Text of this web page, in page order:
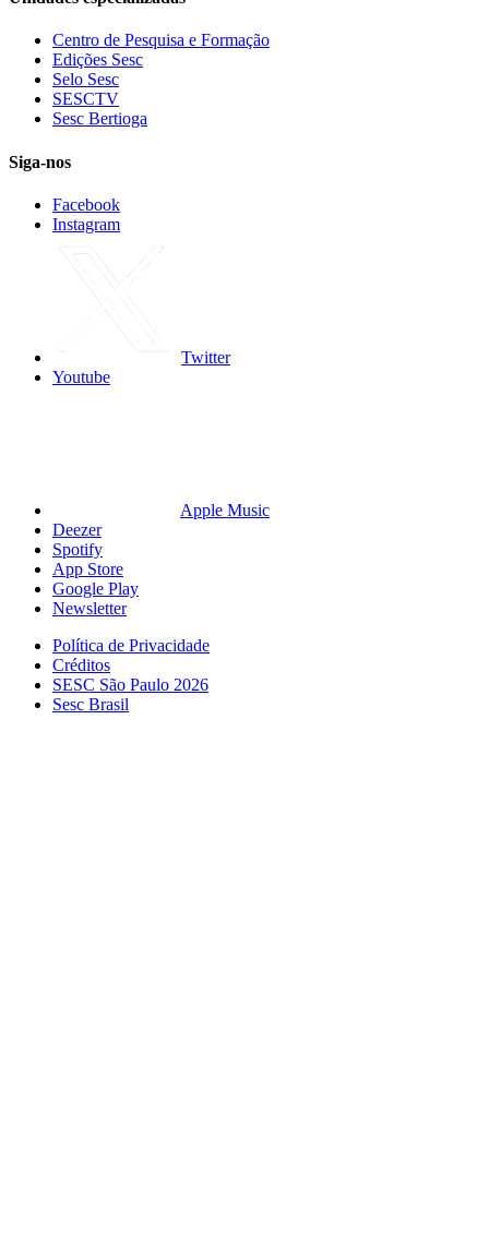
Centro de Pesquisa e Formação
Edições Sesc
Selo Sesc
SESCTV
Sesc Bertioga
Siga-nos
Facebook
Instagram
Twitter
Youtube
Apple Music
Deezer
Spotify
App Store
Google Play
Newsletter
Política de Privacidade
Créditos
SESC São Paulo 2026
Sesc Brasil